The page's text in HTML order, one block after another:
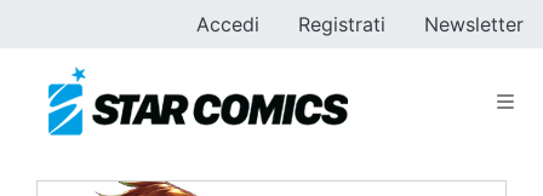
Accedi Registrati Newsletter